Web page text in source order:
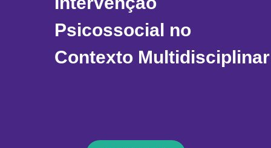
Psicossocial no
Contexto Multidisciplinar